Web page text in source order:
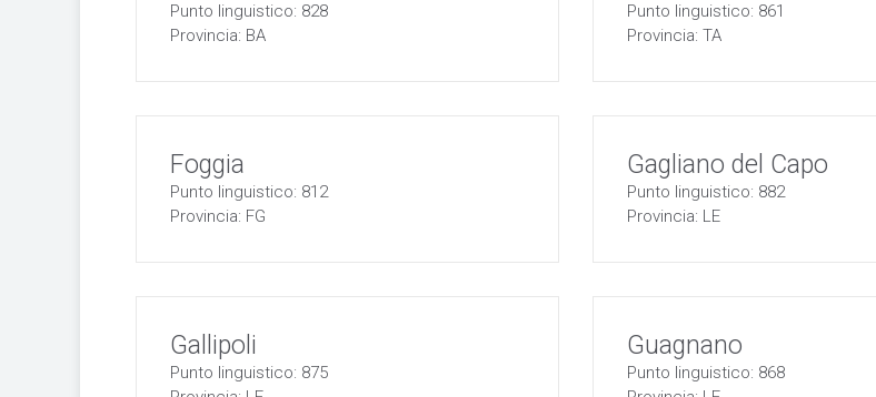
Punto linguistico: 828
Provincia: BA
Punto linguistico: 861
Provincia: TA
Foggia
Punto linguistico: 812
Provincia: FG
Gagliano del Capo
Punto linguistico: 882
Provincia: LE
Gallipoli
Punto linguistico: 875
Guagnano
Punto linguistico: 868